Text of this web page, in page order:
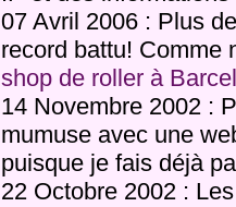
07 Avril 2006 : Plus
record battu! Comme
shop de roller à
14 Novembre 2002 :
mumuse avec une
puisque je fais déjà
22 Octobre 2002 :